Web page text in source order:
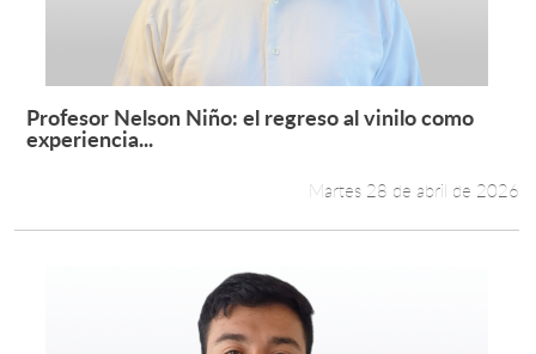
Leer más +
Profesor Nelson Niño: el regreso al vinilo como
experiencia...
Martes 28 de abril de 2026